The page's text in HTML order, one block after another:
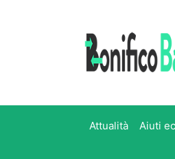
Attualità Aiuti